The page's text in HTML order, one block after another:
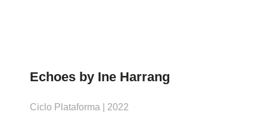
Echoes by Ine Harrang
Ciclo Plataforma | 2022